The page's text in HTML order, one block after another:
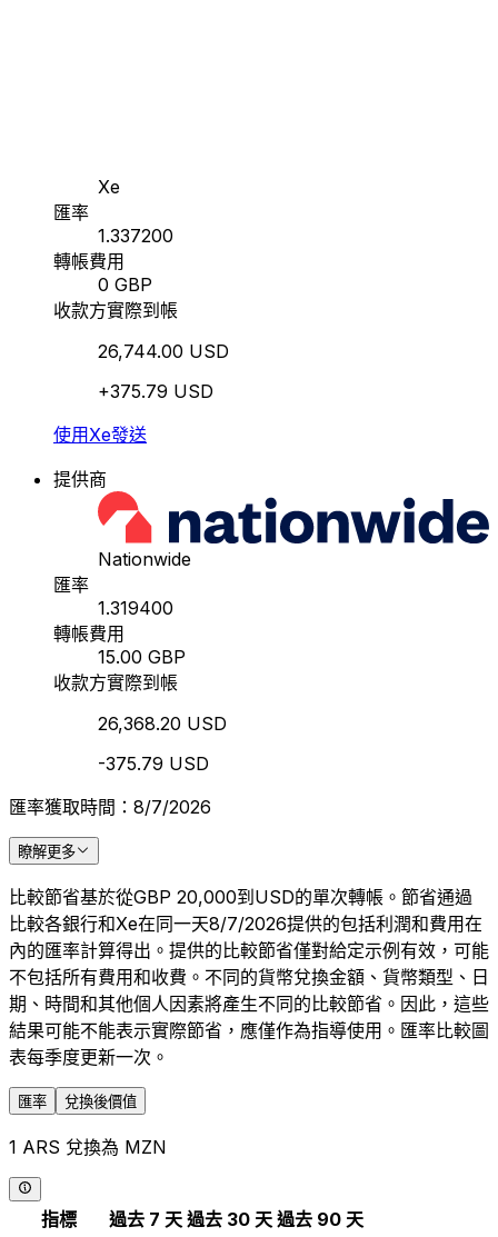
Xe
匯率
1.337200
轉帳費用
0 GBP
收款方實際到帳
26,744.00 USD
+375.79 USD
使用Xe發送
提供商
Nationwide
匯率
1.319400
轉帳費用
15.00 GBP
收款方實際到帳
26,368.20 USD
-375.79 USD
匯率獲取時間：8/7/2026
瞭解更多
比較節省基於從GBP 20,000到USD的單次轉帳。節省通過
比較各銀行和Xe在同一天8/7/2026提供的包括利潤和費用在
內的匯率計算得出。提供的比較節省僅對給定示例有效，可能
不包括所有費用和收費。不同的貨幣兌換金額、貨幣類型、日
期、時間和其他個人因素將產生不同的比較節省。因此，這些
結果可能不能表示實際節省，應僅作為指導使用。匯率比較圖
表每季度更新一次。
匯率 兌換後價值
1 ARS 兌換為 MZN
指標 過去 7 天 過去 30 天 過去 90 天